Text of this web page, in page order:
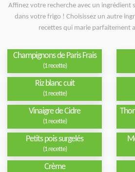
Affinez votre recherche avec un ingrédient
dans votre frigo ! Choisissez un autre
recettes qui marie parfaitement
Champignons de Paris Frais
(1 recette)
Riz blanc cuit
(1 recette)
Vinaigre de Cidre
(1 recette)
Petits pois surgelés
(1 recette)
Crème